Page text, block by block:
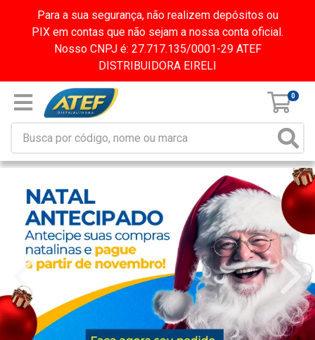
Para a sua segurança, não realizem depósitos ou
PIX em contas que não sejam a nossa conta oficial.
Nosso CNPJ é: 27.717.135/0001-29 ATEF
DISTRIBUIDORA EIRELI
0